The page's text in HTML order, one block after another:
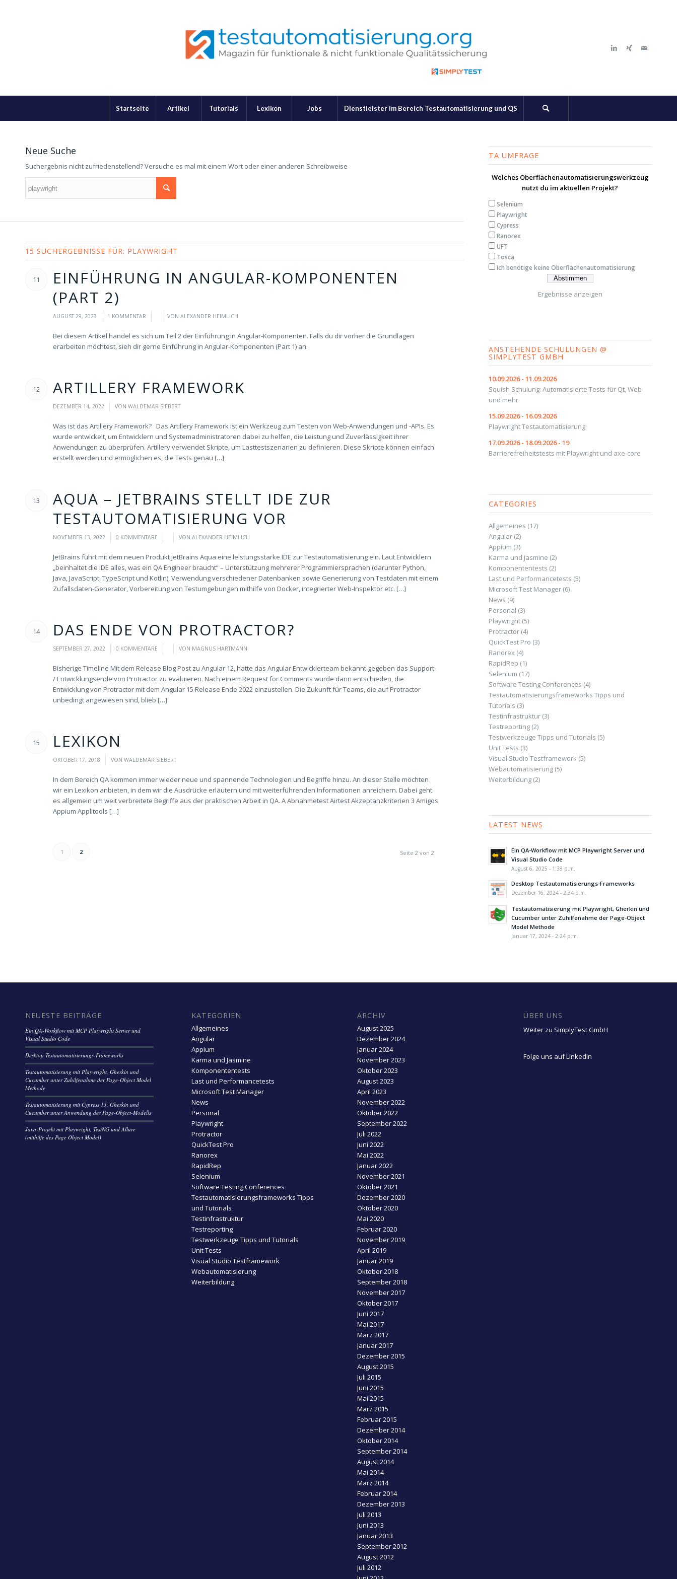
Startseite Artikel Tutorials Lexikon Jobs Dienstleister im Bereich Testautomatisierung und QS
Neue Suche
Suchergebnis nicht zufriedenstellend? Versuche es mal mit einem Wort oder einer anderen Schreibweise
15 SUCHERGEBNISSE FÜR: PLAYWRIGHT
11
EINFÜHRUNG IN ANGULAR-KOMPONENTEN
(PART 2)
AUGUST 29, 2023 1 KOMMENTAR
/ VON ALEXANDER HEIMLICH
Bei diesem Artikel handel es sich um Teil 2 der Einführung in Angular-Komponenten. Falls du dir vorher die Grundlagen
erarbeiten möchtest, sieh dir gerne Einführung in Angular-Komponenten (Part 1) an.
12 ARTILLERY FRAMEWORK
DEZEMBER 14, 2022 VON WALDEMAR SIEBERT
Was ist das Artillery Framework? Das Artillery Framework ist ein Werkzeug zum Testen von Web-Anwendungen und -APIs. Es
wurde entwickelt, um Entwicklern und Systemadministratoren dabei zu helfen, die Leistung und Zuverlässigkeit ihrer
Anwendungen zu überprüfen. Artillery verwendet Skripte, um Lasttestszenarien zu definieren. Diese Skripte können einfach
erstellt werden und ermöglichen es, die Tests genau […]
13
AQUA – JETBRAINS STELLT IDE ZUR
TESTAUTOMATISIERUNG VOR
NOVEMBER 13, 2022 0 KOMMENTARE
/ VON ALEXANDER HEIMLICH
JetBrains führt mit dem neuen Produkt JetBrains Aqua eine leistungsstarke IDE zur Testautomatisierung ein. Laut Entwicklern
„beinhaltet die IDE alles, was ein QA Engineer braucht“ – Unterstützung mehrerer Programmiersprachen (darunter Python,
Java, JavaScript, TypeScript und Kotlin), Verwendung verschiedener Datenbanken sowie Generierung von Testdaten mit einem
Zufallsdaten-Generator, Vorbereitung von Testumgebungen mithilfe von Docker, integrierter Web-Inspektor etc. […]
14 DAS ENDE VON PROTRACTOR?
SEPTEMBER 27, 2022 0 KOMMENTARE
/ VON MAGNUS HARTMANN
Bisherige Timeline Mit dem Release Blog Post zu Angular 12, hatte das Angular Entwicklerteam bekannt gegeben das Support-
/ Entwicklungsende von Protractor zu evaluieren. Nach einem Request for Comments wurde dann entschieden, die
Entwicklung von Protractor mit dem Angular 15 Release Ende 2022 einzustellen. Die Zukunft für Teams, die auf Protractor
unbedingt angewiesen sind, blieb […]
15 LEXIKON
OKTOBER 17, 2018 VON WALDEMAR SIEBERT
In dem Bereich QA kommen immer wieder neue und spannende Technologien und Begriffe hinzu. An dieser Stelle möchten
wir ein Lexikon anbieten, in dem wir die Ausdrücke erläutern und mit weiterführenden Informationen anreichern. Dabei geht
es allgemein um weit verbreitete Begriffe aus der praktischen Arbeit in QA. A Abnahmetest Airtest Akzeptanzkriterien 3 Amigos
Appium Applitools […]
Seite 2 von 2
1 2
TA UMFRAGE
Welches Oberflächenautomatisierungswerkzeug
nutzt du im aktuellen Projekt?
Selenium
Playwright
Cypress
Ranorex
UFT
Tosca
Ich benötige keine Oberflächenautomatisierung
Ergebnisse anzeigen
ANSTEHENDE SCHULUNGEN @
SIMPLYTEST GMBH
10.09.2026 - 11.09.2026
Squish Schulung: Automatisierte Tests für Qt, Web
und mehr
15.09.2026 - 16.09.2026
Playwright Testautomatisierung
17.09.2026 - 18.09.2026 - 19
Barrierefreiheitstests mit Playwright und axe-core
CATEGORIES
Allgemeines (17)
Angular(2)
Appium (3)
Karma und Jasmine (2)
Komponententests (2)
Last und Performancetests (5)
Microsoft Test Manager(6)
News (9)
Personal (3)
Playwright(5)
Protractor(4)
QuickTest Pro (3)
Ranorex(4)
RapidRep (1)
Selenium (17)
Software Testing Conferences (4)
Testautomatisierungsframeworks Tipps und
Tutorials (3)
Testinfrastruktur(3)
Testreporting(2)
Testwerkzeuge Tipps und Tutorials (5)
Unit Tests (3)
Visual Studio Testframework (5)
Webautomatisierung(5)
Weiterbildung(2)
LATEST NEWS
Ein QA-Workflow mit MCP Playwright Server und
Visual Studio Code
August 6, 2025 - 1:38 p.m.
Desktop Testautomatisierungs-Frameworks
Dezember 16, 2024 - 2:34 p.m.
Testautomatisierung mit Playwright, Gherkin und
Cucumber unter Zuhilfenahme der Page-Object
Model Methode
Januar 17, 2024 - 2:24 p.m.
NEUESTE BEITRÄGE
Ein QA-Workflow mit MCP Playwright Server und
Visual Studio Code
Desktop Testautomatisierungs-Frameworks
Testautomatisierung mit Playwright, Gherkin und
Cucumber unter Zuhilfenahme der Page-Object Model
Methode
Testautomatisierung mit Cypress 13, Gherkin und
Cucumber unter Anwendung des Page-Object-Modells
Java-Projekt mit Playwright, TestNG und Allure
(mithilfe des Page Object Model)
KATEGORIEN
Allgemeines
Angular
Appium
Karma und Jasmine
Komponententests
Last und Performancetests
Microsoft Test Manager
News
Personal
Playwright
Protractor
QuickTest Pro
Ranorex
RapidRep
Selenium
Software Testing Conferences
Testautomatisierungsframeworks Tipps
und Tutorials
Testinfrastruktur
Testreporting
Testwerkzeuge Tipps und Tutorials
Unit Tests
Visual Studio Testframework
Webautomatisierung
Weiterbildung
ARCHIV
August 2025
Dezember 2024
Januar 2024
November 2023
Oktober 2023
August 2023
April 2023
November 2022
Oktober 2022
September 2022
Juli 2022
Juni 2022
Mai 2022
Januar 2022
November 2021
Oktober 2021
Dezember 2020
Oktober 2020
Mai 2020
Februar 2020
November 2019
April 2019
Januar 2019
Oktober 2018
September 2018
November 2017
Oktober 2017
Juni 2017
Mai 2017
März 2017
Januar 2017
Dezember 2015
August 2015
Juli 2015
Juni 2015
Mai 2015
März 2015
Februar 2015
Dezember 2014
Oktober 2014
September 2014
August 2014
Mai 2014
März 2014
Februar 2014
Dezember 2013
Juli 2013
Juni 2013
Januar 2013
September 2012
August 2012
Juli 2012
ÜBER UNS
Weiter zu SimplyTest GmbH
Folge uns auf LinkedIn